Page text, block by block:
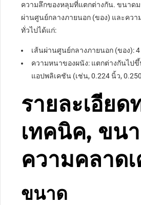
ความลึกของหลุมที่แตกต่างกัน. ขนาด
ผ่านศูนย์กลางภายนอก (ของ) และคว
ทั่วไปได้แก่:
เส้นผ่านศูนย์กลางภายนอก (ของ):
ความหนาของผนัง: แตกต่างกันไป
แอปพลิเคชัน (เช่น, 0.224 นิ้ว,
รายละเอียด
เทคนิค, ขน
ความคลาด
ขนาด